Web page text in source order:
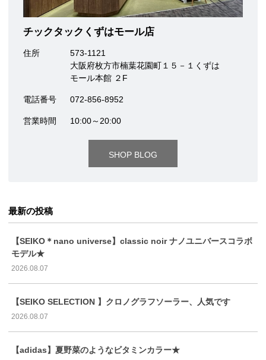
チックタックくずはモール店
住所
573-1121
大阪府枚方市楠葉花園町１５－１くずは
モール本館 ２F
電話番号 072-856-8952
営業時間 10:00～20:00
SHOP BLOG
最新の投稿
【SEIKO＊nano universe】classic noir ナノユニバースコラボ
モデル★
2026.08.07
【SEIKO SELECTION 】クロノグラフソーラー、人気です
2026.08.07
【adidas】夏野菜のようなビタミンカラー★